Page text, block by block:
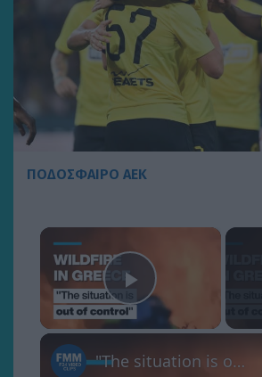
ΠΟΔΟΣΦΑΙΡΟ ΑΕΚ
×
Play Video
"The situation is out of control": Greek firefighters battle wildfire for fourth day